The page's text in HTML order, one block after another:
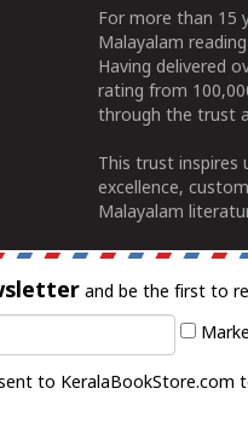
For more than 15
Malayalam
Having delivered
rating from
through the trust
This trust inspires
excellence,
Malayalam
and be the first to
to KeralaBookStore.com